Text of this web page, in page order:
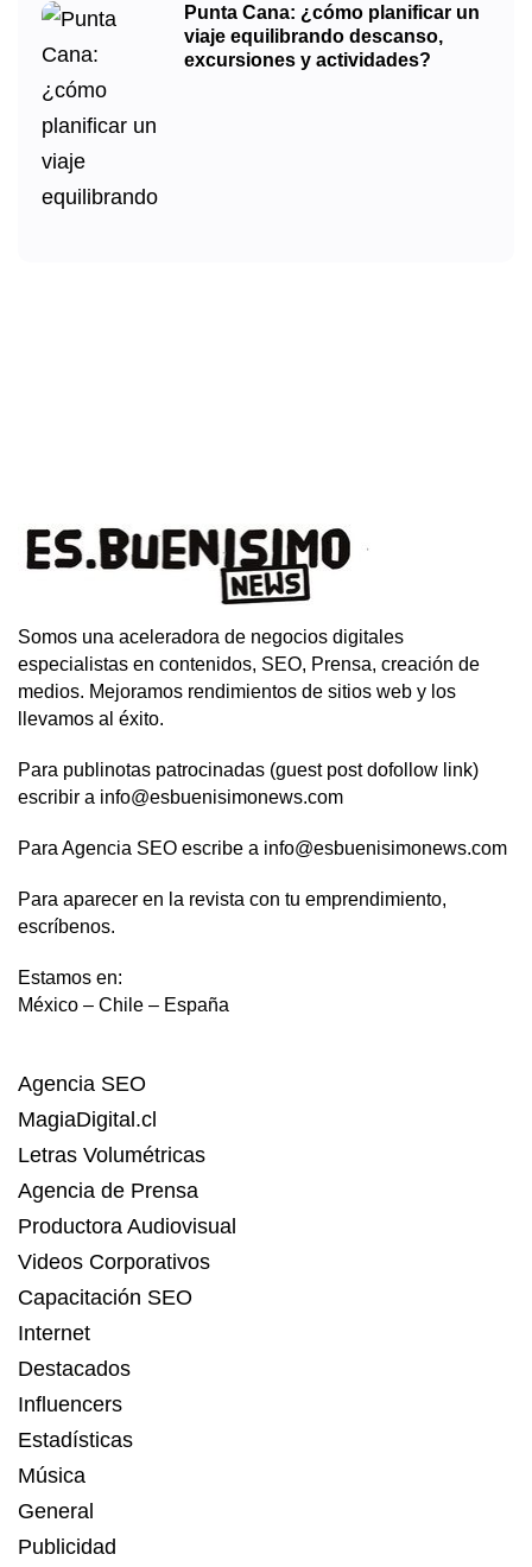
Punta Cana: ¿cómo planificar un
viaje equilibrando descanso,
excursiones y actividades?
Somos una aceleradora de negocios digitales
especialistas en contenidos, SEO, Prensa, creación de
medios. Mejoramos rendimientos de sitios web y los
llevamos al éxito.
Para publinotas patrocinadas (guest post dofollow link)
escribir a info@esbuenisimonews.com
Para Agencia SEO escribe a info@esbuenisimonews.com
Para aparecer en la revista con tu emprendimiento,
escríbenos.
Estamos en:
México – Chile – España
Agencia SEO
MagiaDigital.cl
Letras Volumétricas
Agencia de Prensa
Productora Audiovisual
Videos Corporativos
Capacitación SEO
Internet
Destacados
Influencers
Estadísticas
Música
General
Publicidad